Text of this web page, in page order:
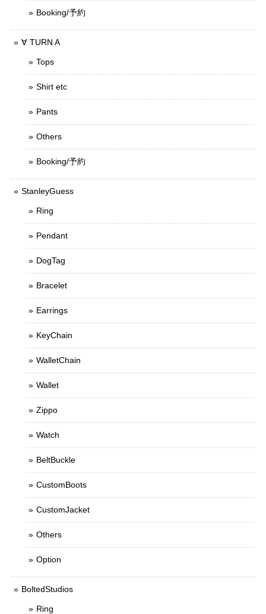
Booking/予約
∀ TURN A
Tops
Shirt etc
Pants
Others
Booking/予約
StanleyGuess
Ring
Pendant
DogTag
Bracelet
Earrings
KeyChain
WalletChain
Wallet
Zippo
Watch
BeltBuckle
CustomBoots
CustomJacket
Others
Option
BoltedStudios
Ring